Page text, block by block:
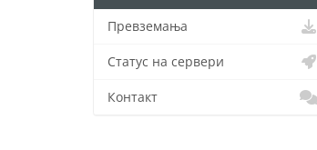
Превземања
Статус на сервери
Контакт